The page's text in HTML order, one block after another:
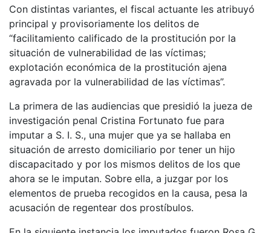
Con distintas variantes, el fiscal actuante les atribuyó
principal y provisoriamente los delitos de
“facilitamiento calificado de la prostitución por la
situación de vulnerabilidad de las víctimas;
explotación económica de la prostitución ajena
agravada por la vulnerabilidad de las víctimas”.
La primera de las audiencias que presidió la jueza de
investigación penal Cristina Fortunato fue para
imputar a S. I. S., una mujer que ya se hallaba en
situación de arresto domiciliario por tener un hijo
discapacitado y por los mismos delitos de los que
ahora se le imputan. Sobre ella, a juzgar por los
elementos de prueba recogidos en la causa, pesa la
acusación de regentear dos prostíbulos.